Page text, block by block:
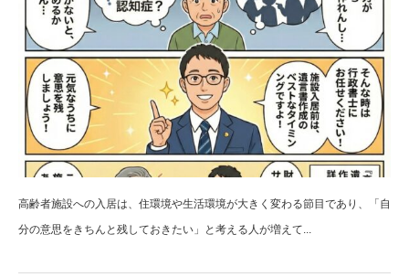
高齢者施設への入居は、住環境や生活環境が大きく変わる節目であり、「自
分の意思をきちんと残しておきたい」と考える人が増えて...